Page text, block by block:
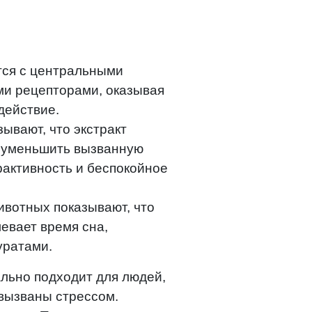
с центральными
рецепторами, оказывая
что экстракт
вызванную
и беспокойное
показывают, что
время сна,
подходит для людей,
стрессом.